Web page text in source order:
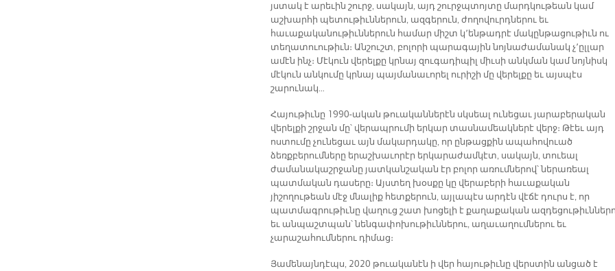
յստակ է արեւին շուրջ, սակայն, այդ շուրջպտոյտը մարդկութեան կամ
աշխարհի պետութիւններուն, ազգերուն, ժողովուրդներու եւ
հաւաքականութիւններուն համար միշտ կ՚ենթադրէ մակընթացութիւն ու
տեղատուութիւն։ Անշուշտ, բոլորի պարագային նոյնաժամանակ չ՚ըլլար
ամէն ինչ։ Մէկուն վերելքը կրնայ զուգադիպիլ միւսի անկման կամ նոյնիսկ
մէկուն անկումը կրնայ պայմանաւորել ուրիշի մը վերելքը եւ այսպէս
շարունակ…
Հայութիւնը 1990-ական թուականներէն սկսեալ ունեցաւ յարաբերական
վերելքի շրջան մը՝ վերապրումի երկար տասնամեակներէ վերջ։ Թէեւ այդ
ոստումը չունեցաւ այն մակարդակը, որ ընթացքին ապահովուած
ձեռքբերումները երաշխաւորէր երկարաժամկէտ, սակայն, տուեալ
ժամանակաշրջանը յատկանշական էր բոլոր առումներով՝ ներառեալ
պատմական դասերը։ Այստեղ խօսքը կը վերաբերի հաւաքական
յիշողութեան մէջ մնալիք հետքերուն, այլապէս արդէն վէճէ դուրս է, որ
պատմագրութիւնը վաղուց շատ խոցելի է քաղաքական
եւ անպաշտպան՝ նենգափոխութիւններու, աղաւաղումներու եւ
չարաշահումներու դիմաց։
Յամենայնդէպս, 2020 թուականէն ի վեր հայութիւնը վերստին անցած է